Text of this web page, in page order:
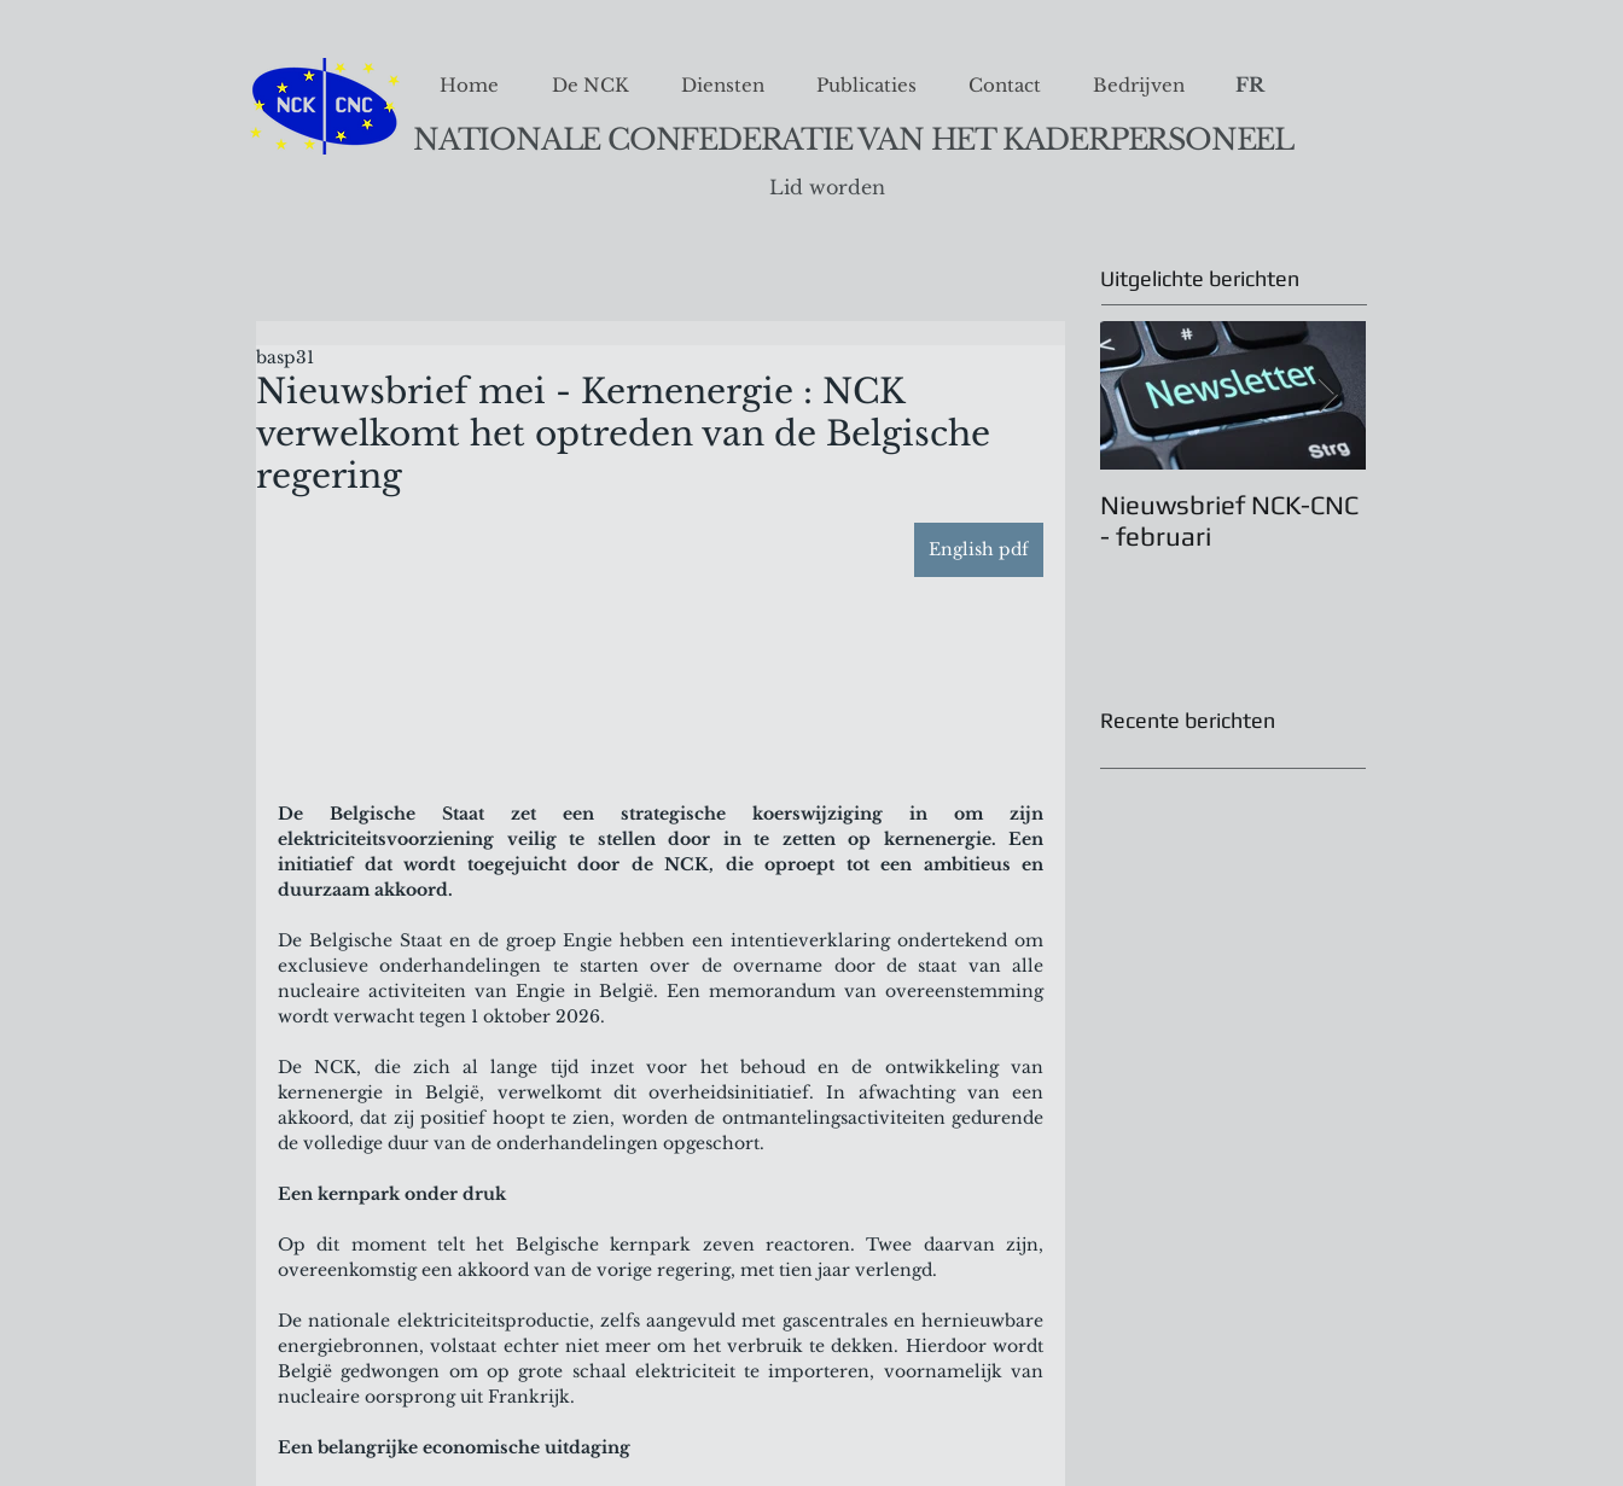
Home De NCK Diensten Publicaties Contact Bedrijven FR
NATIONALE CONFEDERATIE VAN HET KADERPERSONEEL
Lid worden
Uitgelichte berichten
Nieuwsbrief mei - Kernenergie : NCK
verwelkomt het optreden van de Belgische
regering
basp31
English pdf
De Belgische Staat zet een strategische koerswijziging in om zijn
elektriciteitsvoorziening veilig te stellen door in te zetten op kernenergie. Een
initiatief dat wordt toegejuicht door de NCK, die oproept tot een ambitieus en
duurzaam akkoord.
De Belgische Staat en de groep Engie hebben een intentieverklaring ondertekend om
exclusieve onderhandelingen te starten over de overname door de staat van alle
nucleaire activiteiten van Engie in België. Een memorandum van overeenstemming
wordt verwacht tegen 1 oktober 2026.
De NCK, die zich al lange tijd inzet voor het behoud en de ontwikkeling van
kernenergie in België, verwelkomt dit overheidsinitiatief. In afwachting van een
akkoord, dat zij positief hoopt te zien, worden de ontmantelingsactiviteiten gedurende
de volledige duur van de onderhandelingen opgeschort.
Een kernpark onder druk
Op dit moment telt het Belgische kernpark zeven reactoren. Twee daarvan zijn,
overeenkomstig een akkoord van de vorige regering, met tien jaar verlengd.
De nationale elektriciteitsproductie, zelfs aangevuld met gascentrales en hernieuwbare
energiebronnen, volstaat echter niet meer om het verbruik te dekken. Hierdoor wordt
België gedwongen om op grote schaal elektriciteit te importeren, voornamelijk van
nucleaire oorsprong uit Frankrijk.
Een belangrijke economische uitdaging
Nieuwsbrief NCK-CNC
- februari
Recente berichten